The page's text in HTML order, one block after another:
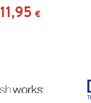
11,95 €